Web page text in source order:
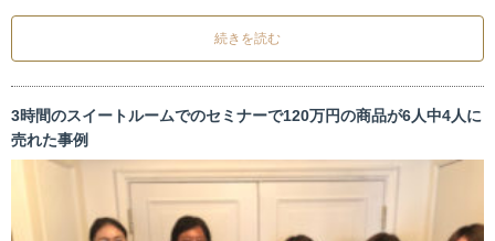
続きを読む
3時間のスイートルームでのセミナーで120万円の商品が6人中4人に
売れた事例